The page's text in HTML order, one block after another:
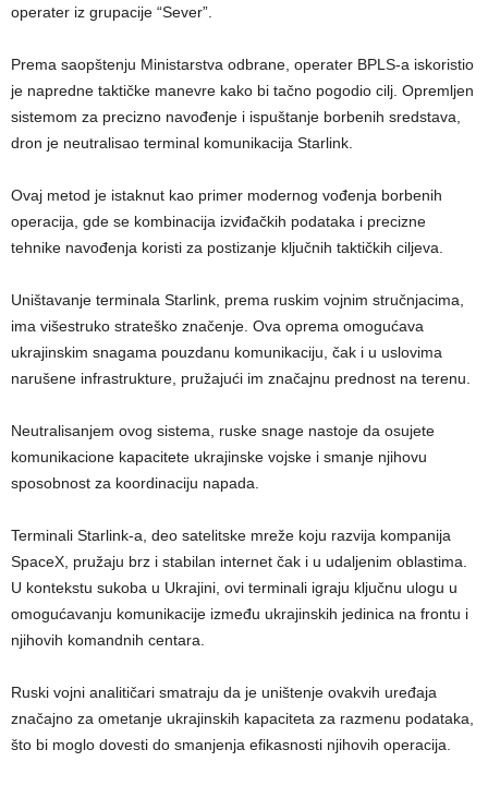
operater iz grupacije “Sever”.
Prema saopštenju Ministarstva odbrane, operater BPLS-a iskoristio
je napredne taktičke manevre kako bi tačno pogodio cilj. Opremljen
sistemom za precizno navođenje i ispuštanje borbenih sredstava,
dron je neutralisao terminal komunikacija Starlink.
Ovaj metod je istaknut kao primer modernog vođenja borbenih
operacija, gde se kombinacija izviđačkih podataka i precizne
tehnike navođenja koristi za postizanje ključnih taktičkih ciljeva.
Uništavanje terminala Starlink, prema ruskim vojnim stručnjacima,
ima višestruko strateško značenje. Ova oprema omogućava
ukrajinskim snagama pouzdanu komunikaciju, čak i u uslovima
narušene infrastrukture, pružajući im značajnu prednost na terenu.
Neutralisanjem ovog sistema, ruske snage nastoje da osujete
komunikacione kapacitete ukrajinske vojske i smanje njihovu
sposobnost za koordinaciju napada.
Terminali Starlink-a, deo satelitske mreže koju razvija kompanija
SpaceX, pružaju brz i stabilan internet čak i u udaljenim oblastima.
U kontekstu sukoba u Ukrajini, ovi terminali igraju ključnu ulogu u
omogućavanju komunikacije između ukrajinskih jedinica na frontu i
njihovih komandnih centara.
Ruski vojni analitičari smatraju da je uništenje ovakvih uređaja
značajno za ometanje ukrajinskih kapaciteta za razmenu podataka,
što bi moglo dovesti do smanjenja efikasnosti njihovih operacija.